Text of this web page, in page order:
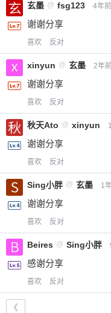
玄墨 @ fsg123 4年前
谢谢分享
喜欢 反对
xinyun @ 玄墨 2年
谢谢分享
喜欢 反对
秋天Ato @ xinyun
谢谢分享
喜欢 反对
Sing小胖 @ 玄墨 1
谢谢分享
喜欢 反对
Beires @ Sing小胖
感谢分享
喜欢 反对
❮